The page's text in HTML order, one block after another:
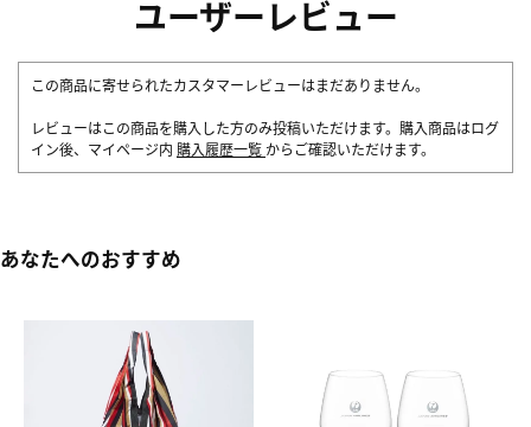
ユーザーレビュー
この商品に寄せられたカスタマーレビューはまだありません。
レビューはこの商品を購入した方のみ投稿いただけます。購入商品はログ
イン後、マイページ内 購入履歴一覧 からご確認いただけます。
あなたへのおすすめ